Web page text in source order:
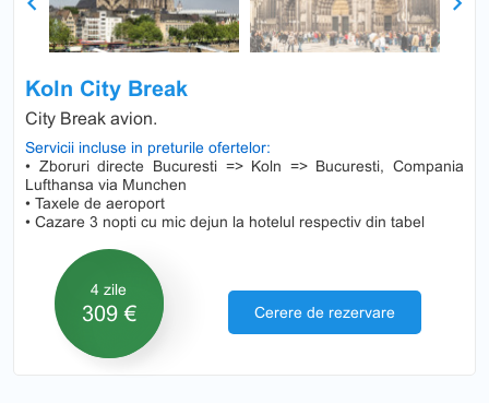
Koln City Break
City Break avion.
Servicii incluse in preturile ofertelor:
• Zboruri directe Bucuresti => Koln => Bucuresti, Compania
Lufthansa via Munchen
• Taxele de aeroport
• Cazare 3 nopti cu mic dejun la hotelul respectiv din tabel
4 zile
309 € Cerere de rezervare
Previous Next